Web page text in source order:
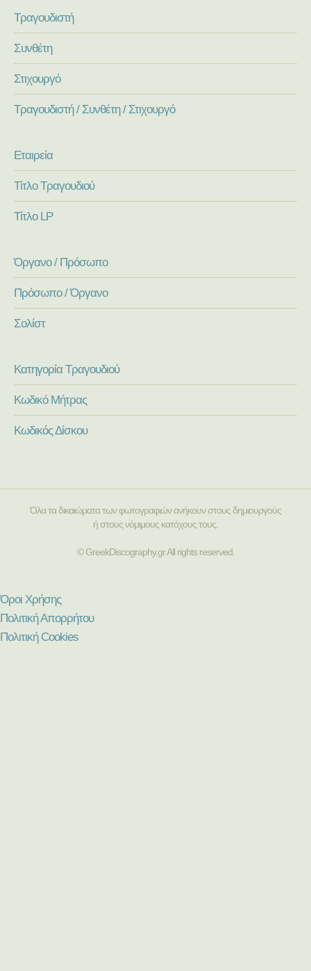
Τραγουδιστή
Συνθέτη
Στιχουργό
Τραγουδιστή / Συνθέτη / Στιχουργό
Εταιρεία
Τίτλο Τραγουδιού
Τίτλο LP
Όργανο / Πρόσωπο
Πρόσωπο / Όργανο
Σολίστ
Κατηγορία Τραγουδιού
Κωδικό Μήτρας
Κωδικός Δίσκου
Όλα τα δικαιώματα των φωτογραφιών ανήκουν στους δημιουργούς
ή στους νόμιμους κατόχους τους.
© GreekDiscography.gr All rights reserved.
Όροι Χρήσης
Πολιτική Απορρήτου
Πολιτική Cookies